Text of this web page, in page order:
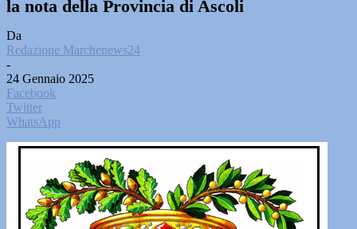
la nota della Provincia di Ascoli
Da
Redazione Marchenews24
-
24 Gennaio 2025
Facebook
Twitter
WhatsApp